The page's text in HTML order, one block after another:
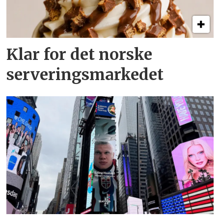
Klar for det norske
serveringsmarkedet